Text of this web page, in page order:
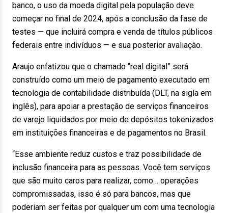
banco, o uso da moeda digital pela população deve
começar no final de 2024, após a conclusão da fase de
testes — que incluirá compra e venda de títulos públicos
federais entre indivíduos — e sua posterior avaliação.
Araujo enfatizou que o chamado “real digital” será
construído como um meio de pagamento executado em
tecnologia de contabilidade distribuída (DLT, na sigla em
inglês), para apoiar a prestação de serviços financeiros
de varejo liquidados por meio de depósitos tokenizados
em instituições financeiras e de pagamentos no Brasil.
“Esse ambiente reduz custos e traz possibilidade de
inclusão financeira para as pessoas. Você tem serviços
que são muito caros para realizar, como… operações
compromissadas, isso é só para bancos, mas que
poderiam ser feitas por qualquer um com uma tecnologia